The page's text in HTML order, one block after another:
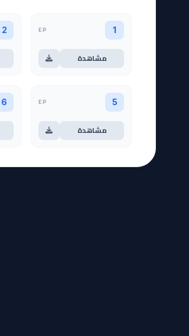
1
EP
مشاهدة
2
5
EP
مشاهدة
6